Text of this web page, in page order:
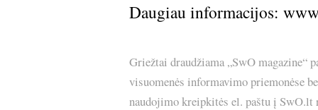
Daugiau informacijos:
Griežtai draudžiama „SwO magazine“
visuomenės informavimo priemonėse
naudojimo kreipkitės el. paštu į